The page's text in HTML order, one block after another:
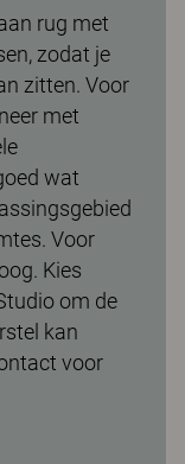
rug met
zodat je
zitten. Voor
met
wat
Voor
Kies
om de
kan
voor